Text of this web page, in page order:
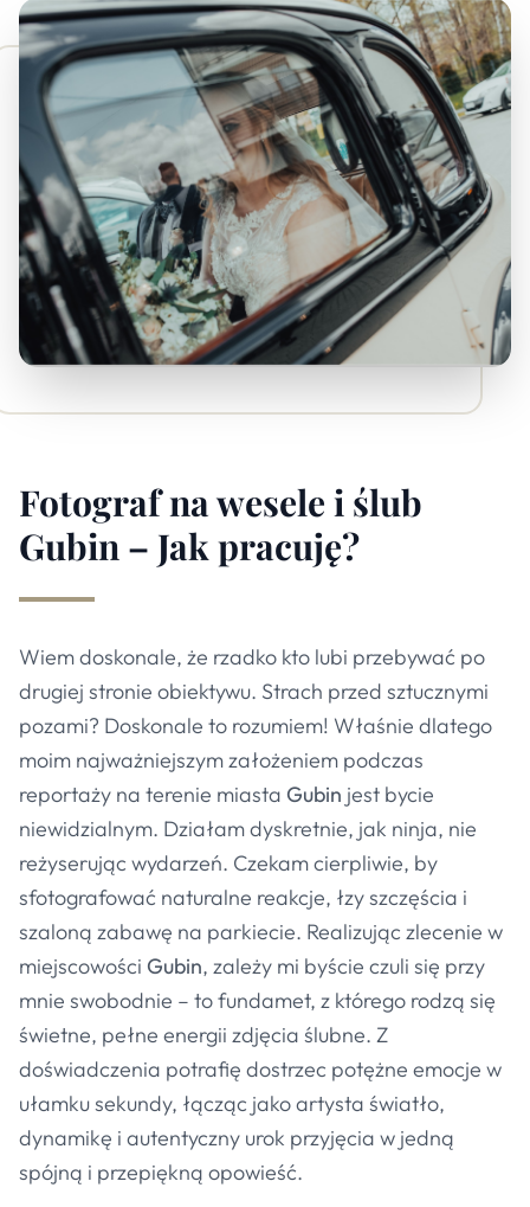
Fotograf na wesele i ślub
Gubin – Jak pracuję?
Wiem doskonale, że rzadko kto lubi przebywać po
drugiej stronie obiektywu. Strach przed sztucznymi
pozami? Doskonale to rozumiem! Właśnie dlatego
moim najważniejszym założeniem podczas
reportaży na terenie miasta Gubin jest bycie
niewidzialnym. Działam dyskretnie, jak ninja, nie
reżyserując wydarzeń. Czekam cierpliwie, by
sfotografować naturalne reakcje, łzy szczęścia i
szaloną zabawę na parkiecie. Realizując zlecenie w
miejscowości Gubin, zależy mi byście czuli się przy
mnie swobodnie – to fundamet, z którego rodzą się
świetne, pełne energii zdjęcia ślubne. Z
doświadczenia potrafię dostrzec potężne emocje w
ułamku sekundy, łącząc jako artysta światło,
dynamikę i autentyczny urok przyjęcia w jedną
spójną i przepiękną opowieść.